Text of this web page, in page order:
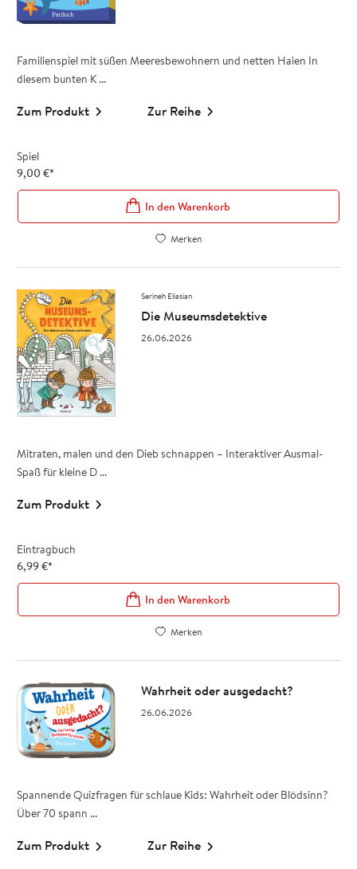
Familienspiel mit süßen Meeresbewohnern und netten Haien In
diesem bunten K ...
Zum Produkt Zur Reihe
Spiel
9,00 €*
In den Warenkorb
Merken
Serineh Eliasian
Die Museumsdetektive
26.06.2026
Mitraten, malen und den Dieb schnappen – Interaktiver Ausmal-
Spaß für kleine D ...
Zum Produkt
Eintragbuch
6,99€*
In den Warenkorb
Merken
Wahrheit oder ausgedacht?
26.06.2026
Spannende Quizfragen für schlaue Kids: Wahrheit oder Blödsinn?
Über 70 spann ...
Zum Produkt Zur Reihe